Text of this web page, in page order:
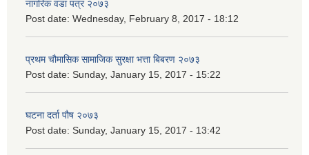
नागरिक वडा पत्र २०७३
Post date: Wednesday, February 8, 2017 - 18:12
प्रथम चौमासिक सामाजिक सुरक्षा भत्ता बिबरण २०७३
Post date: Sunday, January 15, 2017 - 15:22
घटना दर्ता पौष २०७३
Post date: Sunday, January 15, 2017 - 13:42